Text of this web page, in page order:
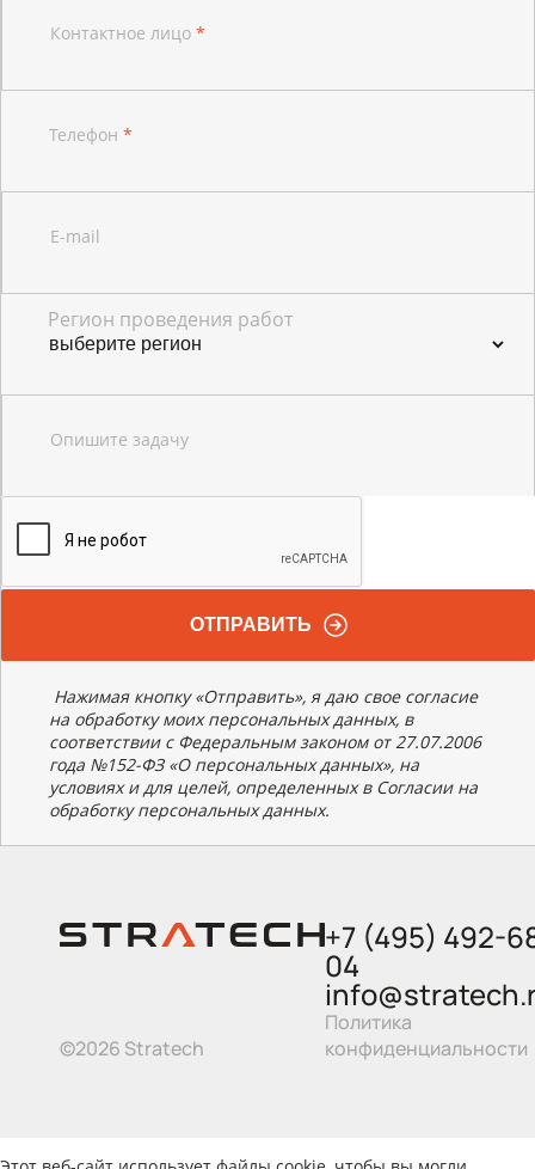
Контактное лицо *
Телефон *
E-mail
Регион проведения работ
Опишите задачу
ОТПРАВИТЬ
Нажимая кнопку «Отправить», я даю свое согласие
на обработку моих персональных данных, в
соответствии с Федеральным законом от 27.07.2006
года №152-ФЗ «О персональных данных», на
условиях и для целей, определенных в Согласии на
обработку персональных данных.
©2026 Stratech
+7 (495) 492-
04
Политика
конфиденциальности